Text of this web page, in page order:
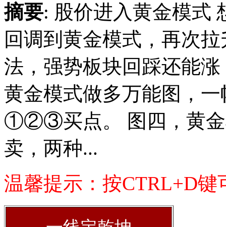
摘要: 股价进入黄金模式
回调到黄金模式，再次
法，强势板块回踩还能
黄金模式做多万能图，
①②③买点。 图四，黄金
卖，两种...
温馨提示：按CTRL+D键